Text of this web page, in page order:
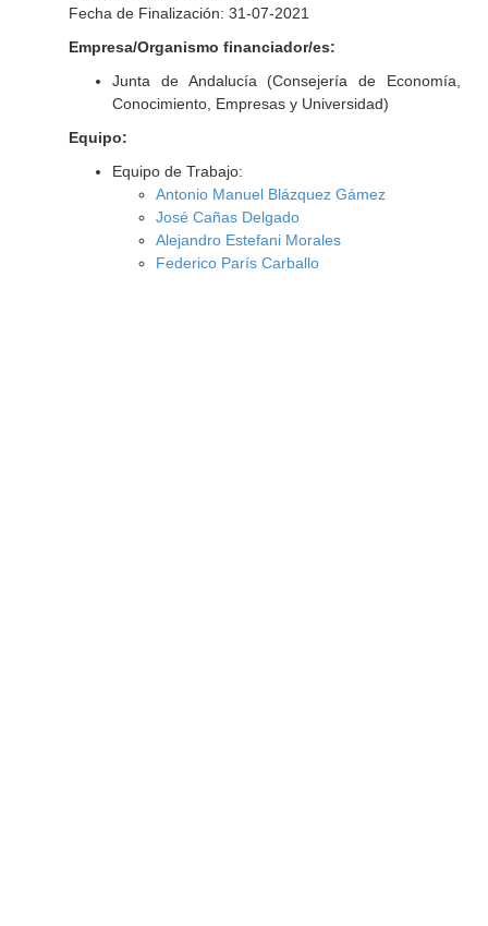
Fecha de Finalización: 31-07-2021
Empresa/Organismo financiador/es:
Junta de Andalucía (Consejería de Economía,
Conocimiento, Empresas y Universidad)
Equipo:
Equipo de Trabajo:
Antonio Manuel Blázquez Gámez
José Cañas Delgado
Alejandro Estefani Morales
Federico París Carballo